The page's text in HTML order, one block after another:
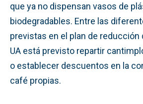
que ya no dispensan vasos de
biodegradables. Entre las
previstas en el plan de reducción
UA está previsto repartir
o establecer descuentos en la
café propias.